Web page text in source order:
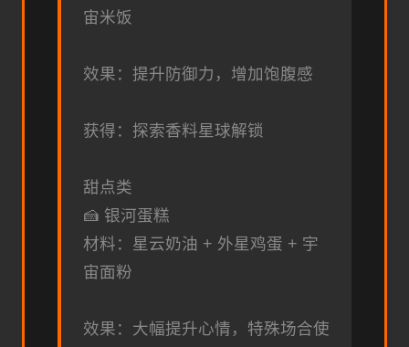
宙米饭
效果：提升防御力，增加饱腹感
获得：探索香料星球解锁
甜点类
🍰 银河蛋糕
材料：星云奶油 + 外星鸡蛋 + 宇
宙面粉
效果：大幅提升心情，特殊场合使